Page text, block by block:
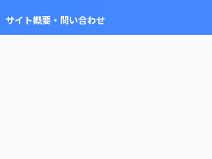
サイト概要・問い合わせ